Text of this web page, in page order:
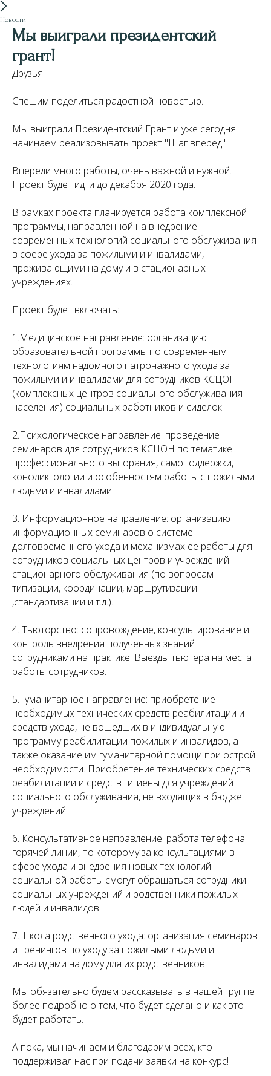
Новости
Мы выиграли президентский
грант!
Друзья!
Спешим поделиться радостной новостью.
Мы выиграли Президентский Грант и уже сегодня
начинаем реализовывать проект "Шаг вперед" .
Впереди много работы, очень важной и нужной.
Проект будет идти до декабря 2020 года.
В рамках проекта планируется работа комплексной
программы, направленной на внедрение
современных технологий социального обслуживания
в сфере ухода за пожилыми и инвалидами,
проживающими на дому и в стационарных
учреждениях.
Проект будет включать:
1.Медицинское направление: организацию
образовательной программы по современным
технологиям надомного патронажного ухода за
пожилыми и инвалидами для сотрудников КСЦОН
(комплексных центров социального обслуживания
населения) социальных работников и сиделок.
2.Психологическое направление: проведение
семинаров для сотрудников КСЦОН по тематике
профессионального выгорания, самоподдержки,
конфликтологии и особенностям работы с пожилыми
людьми и инвалидами.
3. Информационное направление: организацию
информационных семинаров о системе
долговременного ухода и механизмах ее работы для
сотрудников социальных центров и учреждений
стационарного обслуживания (по вопросам
типизации, координации, маршрутизации
,стандартизации и т.д.).
4. Тьюторство: сопровождение, консультирование и
контроль внедрения полученных знаний
сотрудниками на практике. Выезды тьютера на места
работы сотрудников.
5.Гуманитарное направление: приобретение
необходимых технических средств реабилитации и
средств ухода, не вошедших в индивидуальную
программу реабилитации пожилых и инвалидов, а
также оказание им гуманитарной помощи при острой
необходимости. Приобретение технических средств
реабилитации и средств гигиены для учреждений
социального обслуживания, не входящих в бюджет
учреждений.
6. Консультативное направление: работа телефона
горячей линии, по которому за консультациями в
сфере ухода и внедрения новых технологий
социальной работы смогут обращаться сотрудники
социальных учреждений и родственники пожилых
людей и инвалидов.
7.Школа родственного ухода: организация семинаров
и тренингов по уходу за пожилыми людьми и
инвалидами на дому для их родственников.
Мы обязательно будем рассказывать в нашей группе
более подробно о том, что будет сделано и как это
будет работать.
А пока, мы начинаем и благодарим всех, кто
поддерживал нас при подачи заявки на конкурс!